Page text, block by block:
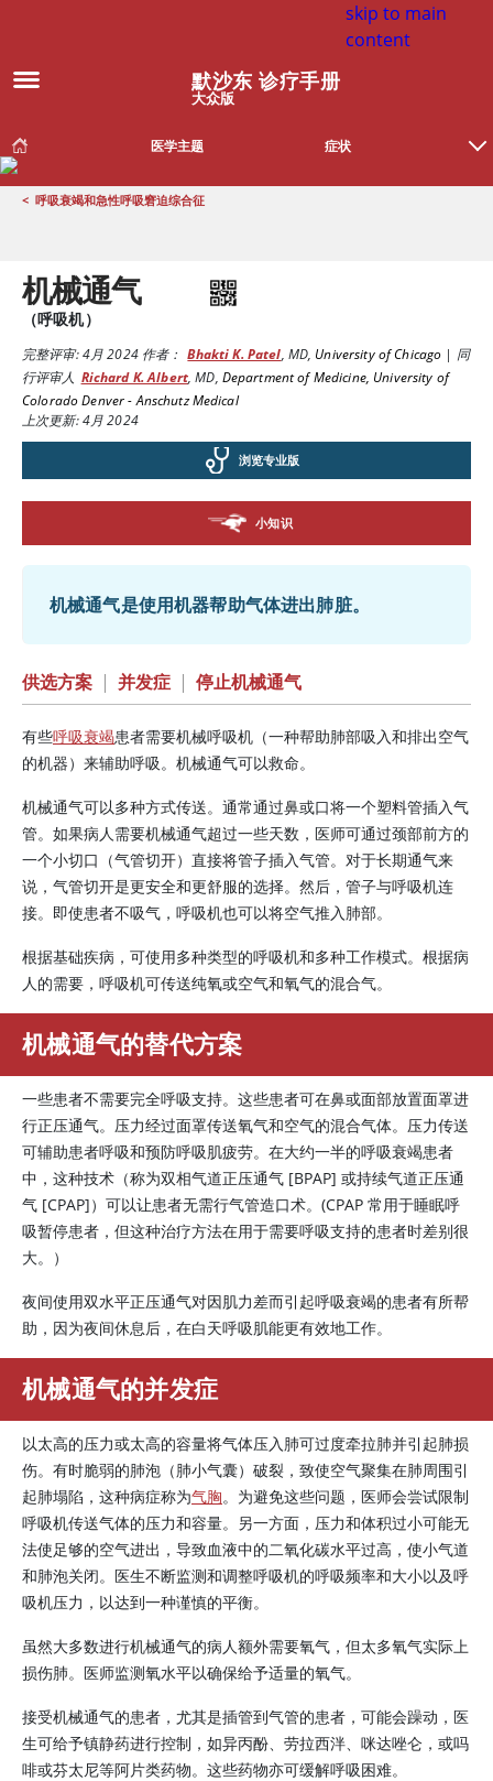
skip to main
content
默沙东 诊疗手册
大众版
医学主题 症状
< 呼吸衰竭和急性呼吸窘迫综合征
机械通气
（呼吸机）
完整评审:4月 2024作者： Bhakti K. Patel, MD, University of Chicago | 同
行评审人 Richard K. Albert,MD, Department of Medicine, University of
Colorado Denver - Anschutz Medical
上次更新: 4月 2024
浏览专业版
小知识
机械通气是使用机器帮助气体进出肺脏。
供选方案 | 并发症 | 停止机械通气
有些呼吸衰竭患者需要机械呼吸机（一种帮助肺部吸入和排出空气
的机器）来辅助呼吸。机械通气可以救命。
机械通气可以多种方式传送。通常通过鼻或口将一个塑料管插入气
管。如果病人需要机械通气超过一些天数，医师可通过颈部前方的
一个小切口（气管切开）直接将管子插入气管。对于长期通气来
说，气管切开是更安全和更舒服的选择。然后，管子与呼吸机连
接。即使患者不吸气，呼吸机也可以将空气推入肺部。
根据基础疾病，可使用多种类型的呼吸机和多种工作模式。根据病
人的需要，呼吸机可传送纯氧或空气和氧气的混合气。
机械通气的替代方案
一些患者不需要完全呼吸支持。这些患者可在鼻或面部放置面罩进
行正压通气。压力经过面罩传送氧气和空气的混合气体。压力传送
可辅助患者呼吸和预防呼吸肌疲劳。在大约一半的呼吸衰竭患者
中，这种技术（称为双相气道正压通气 [BPAP] 或持续气道正压通
气 [CPAP]）可以让患者无需行气管造口术。(CPAP 常用于睡眠呼
吸暂停患者，但这种治疗方法在用于需要呼吸支持的患者时差别很
大。）
夜间使用双水平正压通气对因肌力差而引起呼吸衰竭的患者有所帮
助，因为夜间休息后，在白天呼吸肌能更有效地工作。
机械通气的并发症
以太高的压力或太高的容量将气体压入肺可过度牵拉肺并引起肺损
伤。有时脆弱的肺泡（肺小气囊）破裂，致使空气聚集在肺周围引
起肺塌陷，这种病症称为气胸。为避免这些问题，医师会尝试限制
呼吸机传送气体的压力和容量。另一方面，压力和体积过小可能无
法使足够的空气进出，导致血液中的二氧化碳水平过高，使小气道
和肺泡关闭。医生不断监测和调整呼吸机的呼吸频率和大小以及呼
吸机压力，以达到一种谨慎的平衡。
虽然大多数进行机械通气的病人额外需要氧气，但太多氧气实际上
损伤肺。医师监测氧水平以确保给予适量的氧气。
接受机械通气的患者，尤其是插管到气管的患者，可能会躁动，医
生可给予镇静药进行控制，如异丙酚、劳拉西泮、咪达唑仑，或吗
啡或芬太尼等阿片类药物。这些药物亦可缓解呼吸困难。